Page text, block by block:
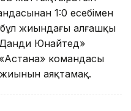
1:0 есебімен
жиындағы алғашқы
Юнайтед»
командасы
аяқтамақ.